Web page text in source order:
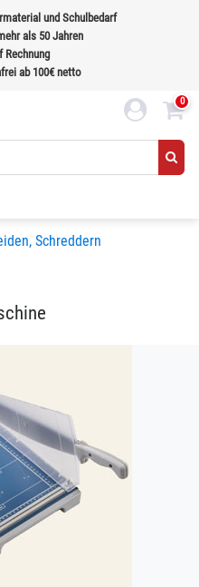
und Schulbedarf
als 50 Jahren
Rechnung
ab 100€ netto
0
Schreddern